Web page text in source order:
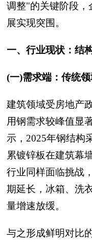
调整"的关键阶段，
展实现突围。
一、行业现状：结
(一)需求端：传统
建筑领域受房地产
用钢需求较峰值显
示，2025年钢结构
累镀锌板在建筑幕
行业同样面临挑战
期延长，冰箱、洗
量增速放缓。
与之形成鲜明对比